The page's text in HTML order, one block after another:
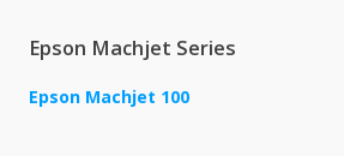
Epson Machjet Series
Epson Machjet 100